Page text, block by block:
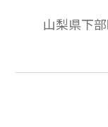
き」での実
山梨県下